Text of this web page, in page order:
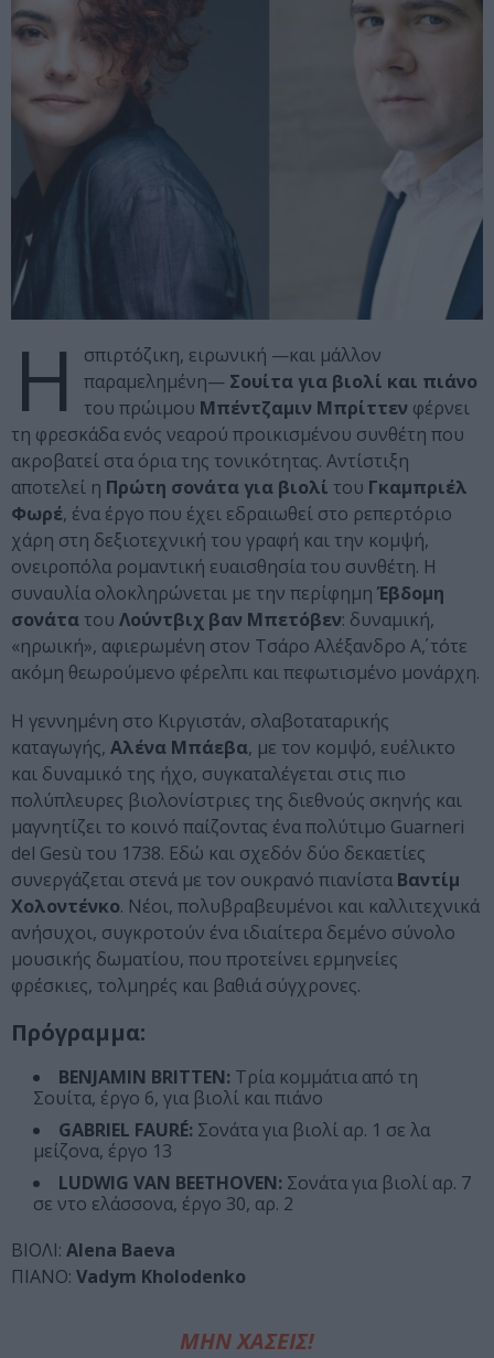
Η
σπιρτόζικη, ειρωνική —και μάλλον
παραμελημένη— Σουίτα για βιολί και πιάνο
του πρώιμου Μπέντζαμιν Μπρίττεν φέρνει
τη φρεσκάδα ενός νεαρού προικισμένου συνθέτη που
ακροβατεί στα όρια της τονικότητας. Αντίστιξη
αποτελεί η Πρώτη σονάτα για βιολί του Γκαμπριέλ
Φωρέ, ένα έργο που έχει εδραιωθεί στο ρεπερτόριο
χάρη στη δεξιοτεχνική του γραφή και την κομψή,
ονειροπόλα ρομαντική ευαισθησία του συνθέτη. Η
συναυλία ολοκληρώνεται με την περίφημη Έβδομη
σονάτα του Λούντβιχ βαν Μπετόβεν: δυναμική,
«ηρωική», αφιερωμένη στον Τσάρο Αλέξανδρο Α΄, τότε
ακόμη θεωρούμενο φέρελπι και πεφωτισμένο μονάρχη.
Η γεννημένη στο Κιργιστάν, σλαβοταταρικής
καταγωγής, Αλένα Μπάεβα, με τον κομψό, ευέλικτο
και δυναμικό της ήχο, συγκαταλέγεται στις πιο
πολύπλευρες βιολονίστριες της διεθνούς σκηνής και
μαγνητίζει το κοινό παίζοντας ένα πολύτιμο Guarneri
del Gesù του 1738. Εδώ και σχεδόν δύο δεκαετίες
συνεργάζεται στενά με τον ουκρανό πιανίστα Βαντίμ
Χολοντένκο. Νέοι, πολυβραβευμένοι και καλλιτεχνικά
ανήσυχοι, συγκροτούν ένα ιδιαίτερα δεμένο σύνολο
μουσικής δωματίου, που προτείνει ερμηνείες
φρέσκιες, τολμηρές και βαθιά σύγχρονες.
Πρόγραμμα:
BENJAMIN BRITTEN: Τρία κομμάτια από τη
Σουίτα, έργο 6, για βιολί και πιάνο
GABRIEL FAURÉ: Σονάτα για βιολί αρ. 1 σε λα
μείζονα, έργο 13
LUDWIG VAN BEETHOVEN: Σονάτα για βιολί αρ. 7
σε ντο ελάσσονα, έργο 30, αρ. 2
ΒΙΟΛΙ: Alena Baeva
ΠΙΑΝΟ: Vadym Kholodenko
ΜΗΝ ΧΑΣΕΙΣ!